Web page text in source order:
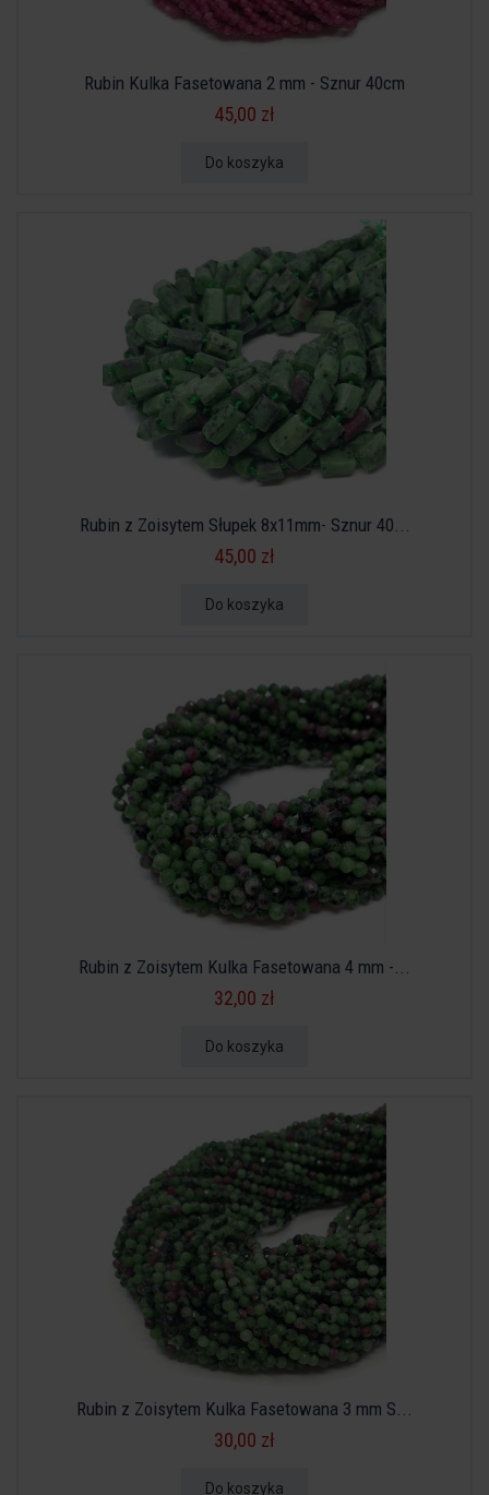
Rubin Kulka Fasetowana 2 mm - Sznur 40cm
45,00 zł
Do koszyka
Rubin z Zoisytem Słupek 8x11mm- Sznur 40...
45,00 zł
Do koszyka
Rubin z Zoisytem Kulka Fasetowana 4 mm -...
32,00 zł
Do koszyka
Rubin z Zoisytem Kulka Fasetowana 3 mm S...
30,00 zł
Do koszyka